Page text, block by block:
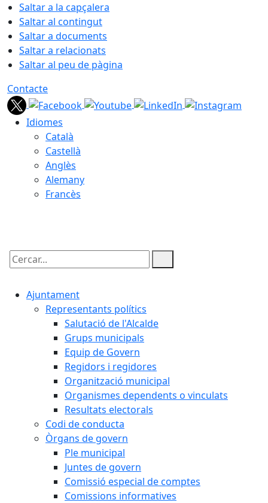
Saltar a la capçalera
Saltar al contingut
Saltar a documents
Saltar a relacionats
Saltar al peu de pàgina
Contacte
Idiomes
Català
Castellà
Anglès
Alemany
Francès
Cercar:
Ajuntament
Representants polítics
Salutació de l'Alcalde
Grups municipals
Equip de Govern
Regidors i regidores
Organització municipal
Organismes dependents o vinculats
Resultats electorals
Codi de conducta
Òrgans de govern
Ple municipal
Juntes de govern
Comissió especial de comptes
Comissions informatives